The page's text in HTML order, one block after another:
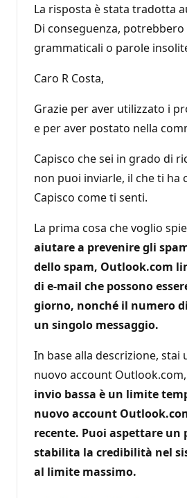
La risposta è stata tradotta
Di conseguenza,
grammaticali o parole
Caro R Costa,
Grazie per aver utilizzato i
e per aver postato nella
Capisco che sei in grado di
non puoi inviarle, il che ti ha
Capisco come ti senti.
La prima cosa che voglio
aiutare a prevenire gli
dello spam, Outlook.com
di e-mail che possono
giorno, nonché il numero
un singolo messaggio.
In base alla descrizione, stai
nuovo account
invio bassa è un limite
nuovo account
recente. Puoi aspettare un
stabilita la credibilità nel
al limite massimo.